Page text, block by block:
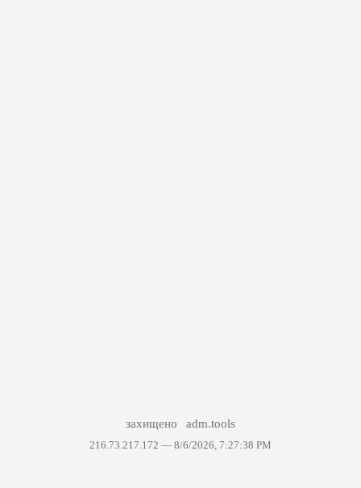
захищено adm.tools
216.73.217.172 — 8/6/2026, 7:27:38 PM